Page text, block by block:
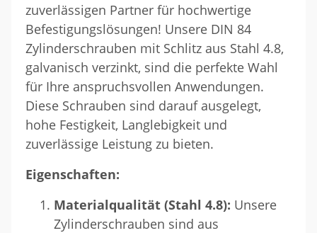
zuverlässigen Partner für hochwertige
Befestigungslösungen! Unsere DIN 84
Zylinderschrauben mit Schlitz aus Stahl 4.8,
galvanisch verzinkt, sind die perfekte Wahl
für Ihre anspruchsvollen Anwendungen.
Diese Schrauben sind darauf ausgelegt,
hohe Festigkeit, Langlebigkeit und
zuverlässige Leistung zu bieten.
Eigenschaften:
Materialqualität (Stahl 4.8): Unsere
Zylinderschrauben sind aus